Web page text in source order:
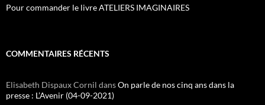
Pour commander le livre ATELIERS IMAGINAIRES
COMMENTAIRES RÉCENTS
Elisabeth Dispaux Cornil dansOn parle de nos cinq ans dans la
presse : L’Avenir (04-09-2021)